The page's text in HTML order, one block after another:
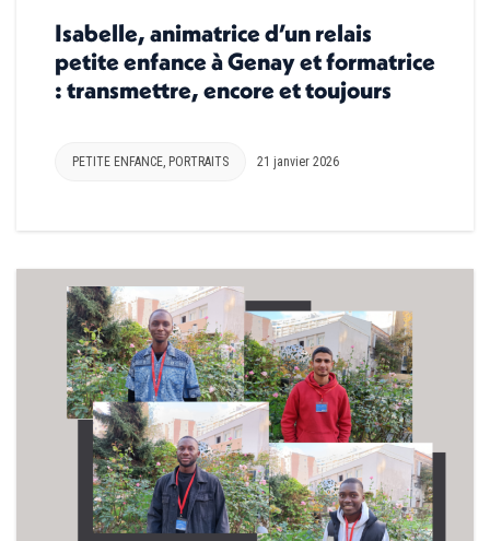
Isabelle, animatrice d’un relais
petite enfance à Genay et formatrice
: transmettre, encore et toujours
PETITE ENFANCE PORTRAITS 21 janvier 2026